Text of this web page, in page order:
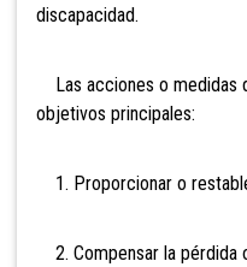
discapacidad.
Las acciones o medidas
objetivos principales:
1. Proporcionar o
2. Compensar la pérdida